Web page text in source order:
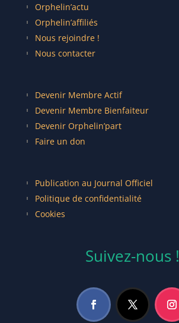
Orphelin’actu
Orphelin’affiliés
Nous rejoindre !
Nous contacter
Devenir Membre Actif
Devenir Membre Bienfaiteur
Devenir Orphelin’part
Faire un don
Publication au Journal Officiel
Politique de confidentialité
Cookies
Suivez-nous !